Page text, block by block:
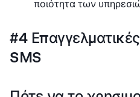
ποιότητα των
#4
SMS